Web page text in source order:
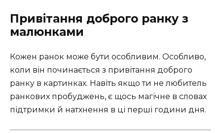
Привітання доброго ранку з
малюнками
Кожен ранок може бути особливим. Особливо,
коли він починається з привітання доброго
ранку в картинках. Навіть якщо ти не любитель
ранкових пробуджень, є щось магічне в словах
підтримки й натхнення в ці перші години дня.